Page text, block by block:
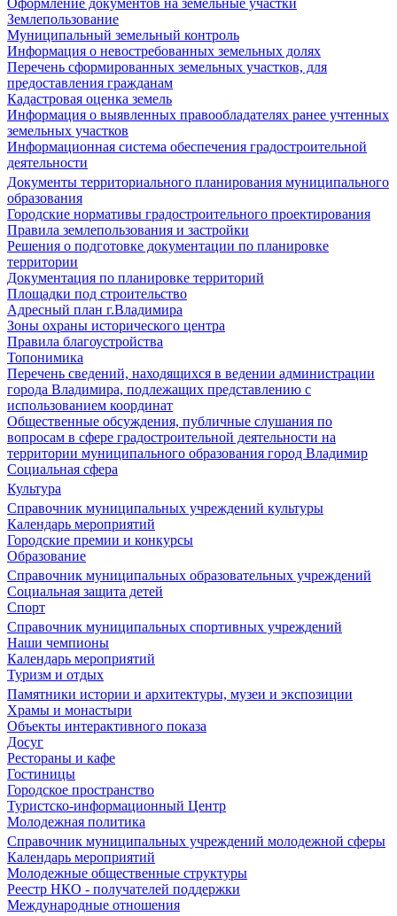
Оформление документов на земельные участки
Землепользование
Муниципальный земельный контроль
Информация о невостребованных земельных долях
Перечень сформированных земельных участков, для
предоставления гражданам
Кадастровая оценка земель
Информация о выявленных правообладателях ранее учтенных
земельных участков
Информационная система обеспечения градостроительной
деятельности
Документы территориального планирования муниципального
образования
Городские нормативы градостроительного проектирования
Правила землепользования и застройки
Решения о подготовке документации по планировке
территории
Документация по планировке территорий
Площадки под строительство
Адресный план г.Владимира
Зоны охраны исторического центра
Правила благоустройства
Топонимика
Перечень сведений, находящихся в ведении администрации
города Владимира, подлежащих представлению с
использованием координат
Общественные обсуждения, публичные слушания по
вопросам в сфере градостроительной деятельности на
территории муниципального образования город Владимир
Социальная сфера
Культура
Справочник муниципальных учреждений культуры
Календарь мероприятий
Городские премии и конкурсы
Образование
Справочник муниципальных образовательных учреждений
Социальная защита детей
Спорт
Справочник муниципальных спортивных учреждений
Наши чемпионы
Календарь мероприятий
Туризм и отдых
Памятники истории и архитектуры, музеи и экспозиции
Храмы и монастыри
Объекты интерактивного показа
Досуг
Рестораны и кафе
Гостиницы
Городское пространство
Туристско-информационный Центр
Молодежная политика
Справочник муниципальных учреждений молодежной сферы
Календарь мероприятий
Молодежные общественные структуры
Реестр НКО - получателей поддержки
Международные отношения